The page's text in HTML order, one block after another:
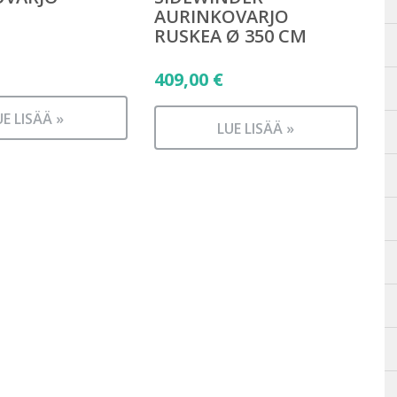
LISÄÄ »
AURINKOVARJO
RUSKEA Ø 350 CM
409,00 €
LUE LISÄÄ »